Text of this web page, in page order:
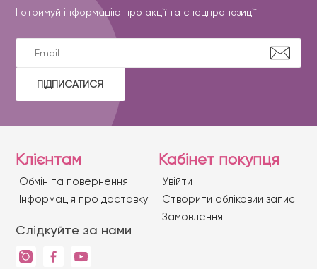
І отримуй інформацію про акції та спецпропозиції
ПІДПИСАТИСЯ
Клієнтам
Обмін та повернення
Iнформація про доставку
Слідкуйте за нами
Кабінет покупця
Увійти
Створити обліковий запис
Замовлення